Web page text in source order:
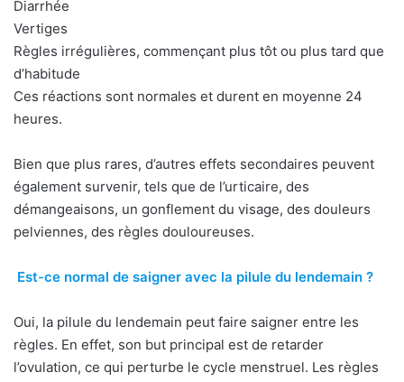
Diarrhée
Vertiges
Règles irrégulières, commençant plus tôt ou plus tard que
d’habitude
Ces réactions sont normales et durent en moyenne 24
heures.
Bien que plus rares, d’autres effets secondaires peuvent
également survenir, tels que de l’urticaire, des
démangeaisons, un gonflement du visage, des douleurs
pelviennes, des règles douloureuses.
Est-ce normal de saigner avec la pilule du lendemain ?
Oui, la pilule du lendemain peut faire saigner entre les
règles. En effet, son but principal est de retarder
l’ovulation, ce qui perturbe le cycle menstruel. Les règles